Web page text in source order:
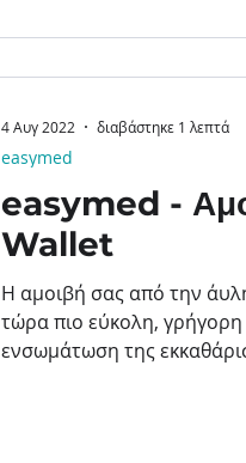
αναλαμβάνει την
ολοκληρωμένο
λογισμικού και
easymed -
Wallet
Η αμοιβή σας από την
τώρα πιο εύκολη,
ενσωμάτωση της
easymed
4 Αυγ 2022 διαβάστηκε 1 λεπτά